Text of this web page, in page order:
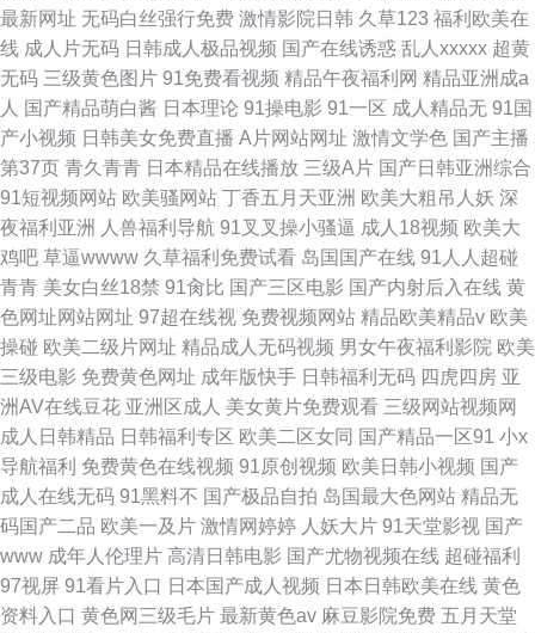
最新网址 无码白丝强行免费 激情影院日韩 久草123 福利欧美在
线 成人片无码 日韩成人极品视频 国产在线诱惑 乱人xxxxx 超黄
无码 三级黄色图片 91免费看视频 精品午夜福利网 精品亚洲成a
人 国产精品萌白酱 日本理论 91操电影 91一区 成人精品无 91国
产小视频 日韩美女免费直播 A片网站网址 激情文学色 国产主播
第37页 青久青青 日本精品在线播放 三级A片 国产日韩亚洲综合
91短视频网站 欧美骚网站 丁香五月天亚洲 欧美大粗吊人妖 深
夜福利亚洲
人兽福利导航 91叉叉操小骚逼 成人18视频 欧美大
鸡吧 草逼wwww 久草福利免费试看 岛国国产在线 91人人超碰
青青 美女白丝18禁 91肏比 国产三区电影 国产内射后入在线 黄
色网址网站网址 97超在线视 免费视频网站 精品欧美精品v 欧美
操碰 欧美二级片网址 精品成人无码视频 男女午夜福利影院 欧美
三级电影 免费黄色网址 成年版快手 日韩福利无码 四虎四房 亚
洲AV在线豆花 亚洲区成人 美女黄片免费观看 三级网站视频网
成人日韩精品 日韩福利专区 欧美二区女同 国产精品一区91 小x
导航福利 免费黄色在线视频 91原创视频 欧美日韩小视频 国产
成人在线无码 91黑料不 国产极品自拍 岛国最大色网站 精品无
码国产二品 欧美一及片 激情网婷婷 人妖大片 91天堂影视 国产
www 成年人伦理片 高清日韩电影 国产尤物视频在线 超碰福利
97视屏 91看片入口 日本国产成人视频 日本日韩欧美在线 黄色
资料入口 黄色网三级毛片 最新黄色av 麻豆影院免费 五月天堂